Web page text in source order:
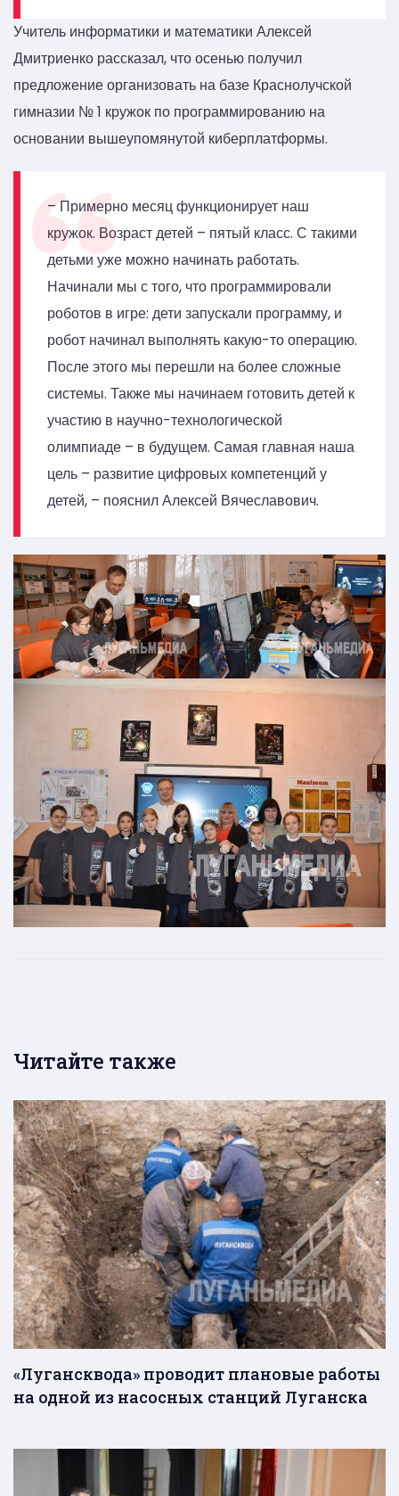
Учитель информатики и математики Алексей
Дмитриенко рассказал, что осенью получил
предложение организовать на базе Краснолучской
гимназии № 1 кружок по программированию на
основании вышеупомянутой киберплатформы.
– Примерно месяц функционирует наш
кружок. Возраст детей – пятый класс. С такими
детьми уже можно начинать работать.
Начинали мы с того, что программировали
роботов в игре: дети запускали программу, и
робот начинал выполнять какую-то операцию.
После этого мы перешли на более сложные
системы. Также мы начинаем готовить детей к
участию в научно-технологической
олимпиаде – в будущем. Самая главная наша
цель – развитие цифровых компетенций у
детей, – пояснил Алексей Вячеславович.
Читайте также
«Лугансквода» проводит плановые работы
на одной из насосных станций Луганска